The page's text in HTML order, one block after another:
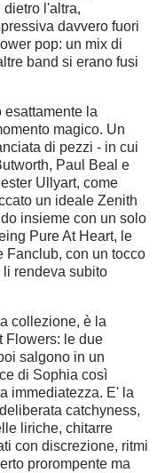
l'altra,
davvero fuori
pop: un mix di
band si erano fusi
esattamente la
magico. Un
di pezzi - in cui
Paul Beal e
Ullyart, come
un ideale Zenith
insieme con un solo
Pure At Heart, le
Fanclub, con un tocco
rendeva subito
collezione, è la
Flowers: le due
salgono in un
di Sophia così
immediatezza. E' la
catchyness,
liriche, chitarre
con discrezione, ritmi
prorompente ma